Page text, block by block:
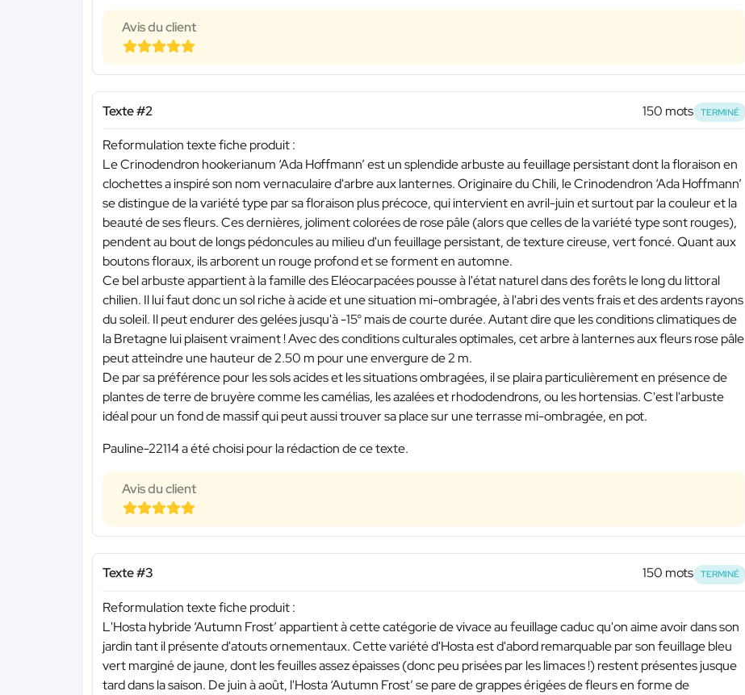
Avis du client
Texte #2 150 mots TERMINÉ
Reformulation texte fiche produit :
Le Crinodendron hookerianum ‘Ada Hoffmann’ est un splendide arbuste au feuillage persistant dont la floraison en
clochettes a inspiré son nom vernaculaire d'arbre aux lanternes. Originaire du Chili, le Crinodendron ‘Ada Hoffmann’
se distingue de la variété type par sa floraison plus précoce, qui intervient en avril-juin et surtout par la couleur et la
beauté de ses fleurs. Ces dernières, joliment colorées de rose pâle (alors que celles de la variété type sont rouges),
pendent au bout de longs pédoncules au milieu d'un feuillage persistant, de texture cireuse, vert foncé. Quant aux
boutons floraux, ils arborent un rouge profond et se forment en automne.
Ce bel arbuste appartient à la famille des Eléocarpacées pousse à l'état naturel dans des forêts le long du littoral
chilien. Il lui faut donc un sol riche à acide et une situation mi-ombragée, à l'abri des vents frais et des ardents rayons
du soleil. Il peut endurer des gelées jusqu'à -15° mais de courte durée. Autant dire que les conditions climatiques de
la Bretagne lui plaisent vraiment ! Avec des conditions culturales optimales, cet arbre à lanternes aux fleurs rose pâle
peut atteindre une hauteur de 2.50 m pour une envergure de 2 m.
De par sa préférence pour les sols acides et les situations ombragées, il se plaira particulièrement en présence de
plantes de terre de bruyère comme les camélias, les azalées et rhododendrons, ou les hortensias. C'est l'arbuste
idéal pour un fond de massif qui peut aussi trouver sa place sur une terrasse mi-ombragée, en pot.
Pauline-22114 a été choisi pour la rédaction de ce texte.
Avis du client
Texte #3 150 mots TERMINÉ
Reformulation texte fiche produit :
L'Hosta hybride ‘Autumn Frost’ appartient à cette catégorie de vivace au feuillage caduc qu'on aime avoir dans son
jardin tant il présente d'atouts ornementaux. Cette variété d'Hosta est d'abord remarquable par son feuillage bleu
vert marginé de jaune, dont les feuilles assez épaisses (donc peu prisées par les limaces !) restent présentes jusque
tard dans la saison. De juin à août, l'Hosta ‘Autumn Frost’ se pare de grappes érigées de fleurs en forme de